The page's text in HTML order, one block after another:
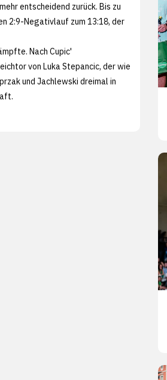
entscheidend zurück. Bis zu
2:9-Negativlauf zum 13:18, der
Nach Cupic'
von Luka Stepancic, der wie
und Jachlewski dreimal in